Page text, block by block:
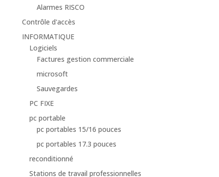
Alarmes RISCO
Contrôle d'accès
INFORMATIQUE
Logiciels
Factures gestion commerciale
microsoft
Sauvegardes
PC FIXE
pc portable
pc portables 15/16 pouces
pc portables 17.3 pouces
reconditionné
Stations de travail professionnelles